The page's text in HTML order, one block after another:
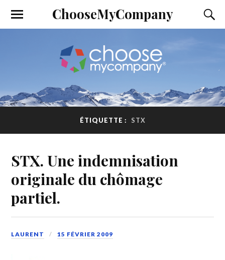
ChooseMyCompany
ÉTIQUETTE : STX
STX. Une indemnisation
originale du chômage
partiel.
LAURENT 15 FÉVRIER 2009